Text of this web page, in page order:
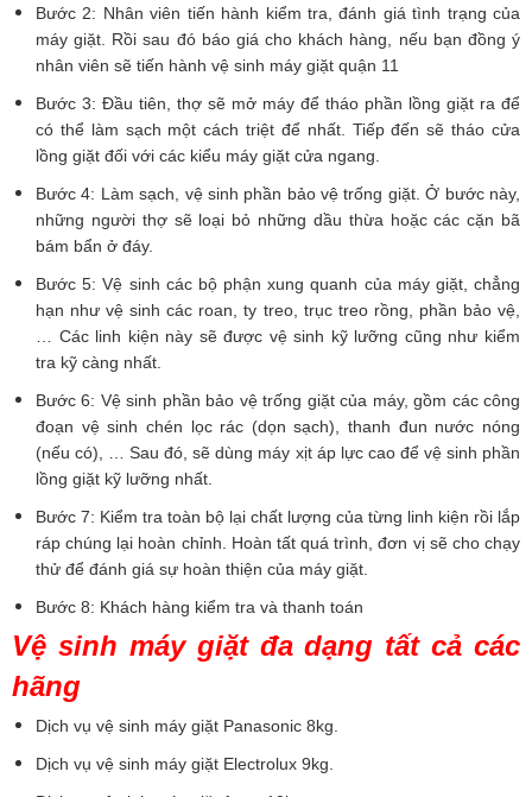
Bước 2: Nhân viên tiến hành kiểm tra, đánh giá tình trạng của
máy giặt. Rồi sau đó báo giá cho khách hàng, nếu bạn đồng ý
nhân viên sẽ tiến hành vệ sinh máy giặt quận 11
Bước 3: Đầu tiên, thợ sẽ mở máy để tháo phần lồng giặt ra để
có thể làm sạch một cách triệt để nhất. Tiếp đến sẽ tháo cửa
lồng giặt đối với các kiểu máy giặt cửa ngang.
Bước 4: Làm sạch, vệ sinh phần bảo vệ trống giặt. Ở bước này,
những người thợ sẽ loại bỏ những dầu thừa hoặc các cặn bã
bám bẩn ở đáy.
Bước 5: Vệ sinh các bộ phận xung quanh của máy giặt, chẳng
hạn như vệ sinh các roan, ty treo, trục treo rồng, phần bảo vệ,
… Các linh kiện này sẽ được vệ sinh kỹ lưỡng cũng như kiểm
tra kỹ càng nhất.
Bước 6: Vệ sinh phần bảo vệ trống giặt của máy, gồm các công
đoạn vệ sinh chén lọc rác (dọn sạch), thanh đun nước nóng
(nếu có), … Sau đó, sẽ dùng máy xịt áp lực cao để vệ sinh phần
lồng giặt kỹ lưỡng nhất.
Bước 7: Kiểm tra toàn bộ lại chất lượng của từng linh kiện rồi lắp
ráp chúng lại hoàn chỉnh. Hoàn tất quá trình, đơn vị sẽ cho chạy
thử để đánh giá sự hoàn thiện của máy giặt.
Bước 8: Khách hàng kiểm tra và thanh toán
Vệ sinh máy giặt đa dạng tất cả các
hãng
Dịch vụ vệ sinh máy giặt Panasonic 8kg.
Dịch vụ vệ sinh máy giặt Electrolux 9kg.